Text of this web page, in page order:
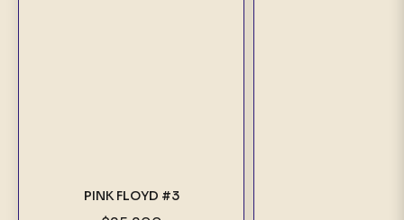
PINK FLOYD #3